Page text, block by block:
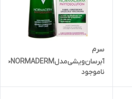
سرم
آبرسان‌ویشی‌مدلNORMADERMحجم50میل
ناموجود